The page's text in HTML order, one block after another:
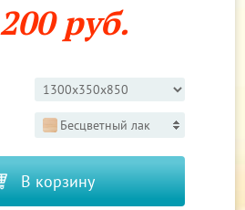
руб.
Бесцветный лак
В корзину